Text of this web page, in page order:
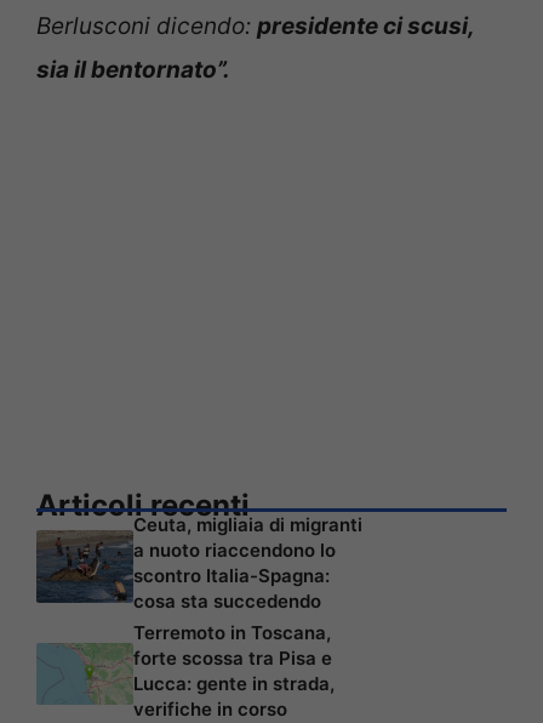
Berlusconi dicendo: presidente ci scusi,
sia il bentornato”.
Articoli recenti
Ceuta, migliaia di migranti
a nuoto riaccendono lo
scontro Italia-Spagna:
cosa sta succedendo
Terremoto in Toscana,
forte scossa tra Pisa e
Lucca: gente in strada,
verifiche in corso